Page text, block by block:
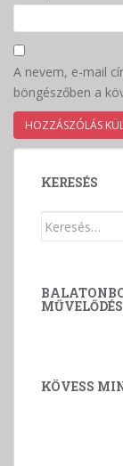
A nevem, e-mail
böngészőben a
KERESÉS
Keresés:
KÖVESS